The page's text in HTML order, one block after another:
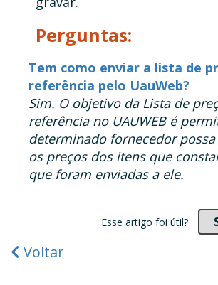
Perguntas:
Tem como enviar a lista de
referência pelo UauWeb?
Sim. O objetivo da Lista de
referência no UAUWEB é
determinado fornecedor
os preços dos itens que
que foram enviadas a ele.
Esse artigo foi útil?
Voltar